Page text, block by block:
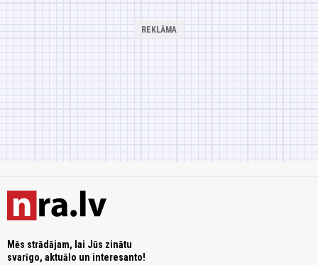
Mēs strādājam, lai Jūs zinātu
svarīgo, aktuālo un interesanto!